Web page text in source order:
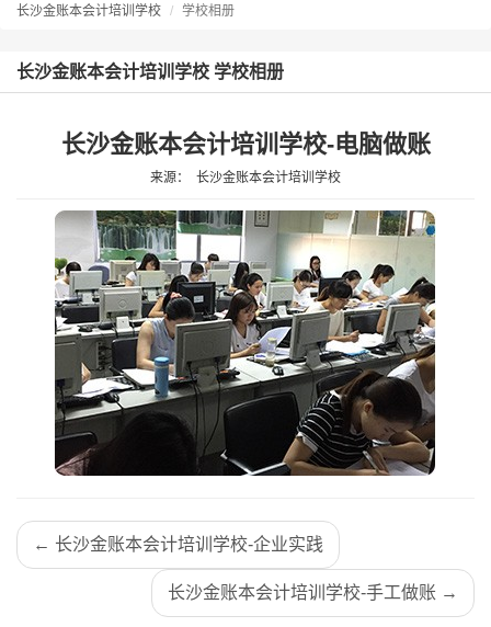
长沙金账本会计培训学校 学校相册
长沙金账本会计培训学校 学校相册
长沙金账本会计培训学校-电脑做账
来源： 长沙金账本会计培训学校
← 长沙金账本会计培训学校-企业实践
长沙金账本会计培训学校-手工做账 →